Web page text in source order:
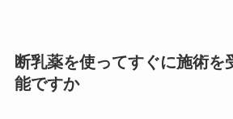
断乳薬を使ってすぐに施術を
能ですか